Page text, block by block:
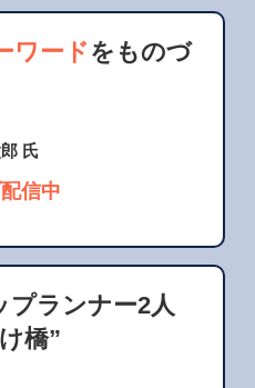
ワード をものづ
氏
信中
プランナー2人
橋”